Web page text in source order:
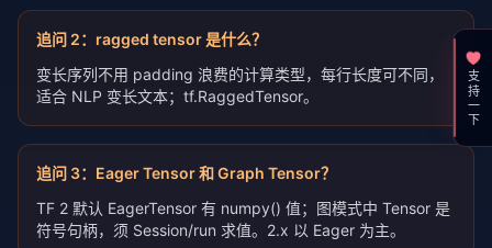
追问 2： ragged tensor 是什么？
变长序列不用 padding 浪费的计算类型，每行长度可不同，
适合 NLP 变长文本；tf.RaggedTensor。
追问 3： Eager Tensor 和 Graph Tensor？
TF 2 默认 EagerTensor 有 numpy() 值；图模式中 Tensor 是
符号句柄，须 Session/run 求值。2.x 以 Eager 为主。
支持一下